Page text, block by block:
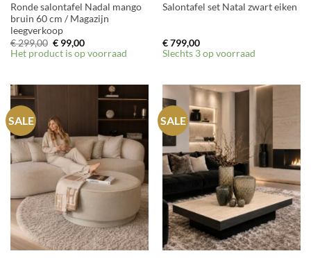
Ronde salontafel Nadal mango
bruin 60 cm / Magazijn
leegverkoop
€299,00 Oorspronkelijke
prijs
was:
€99,00Huidige
prijs
is:
Het product is op voorraad
Salontafel set Natal zwart eiken
€799,00
Slechts 3 op voorraad
SALE SALE